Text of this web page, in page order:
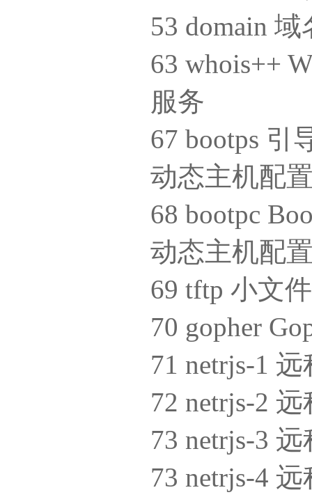
53 domain
63 whois++
服务
67 bootps 引
动态主机配
68 bootpc
动态主机配
69 tftp 小文
70 gopher
71 netrjs-1
72 netrjs-2
73 netrjs-3
73 netrjs-4